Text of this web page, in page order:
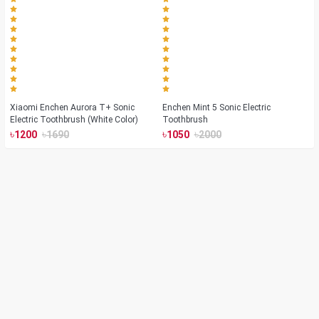
Xiaomi Enchen Aurora T+ Sonic
Electric Toothbrush (White Color)
৳1200 ৳1690
Enchen Mint 5 Sonic Electric
Toothbrush
৳1050 ৳2000